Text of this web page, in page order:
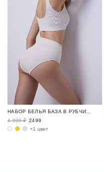
НАБОР БЕЛЬЯ БАЗА В РУБЧИК / RIBBED BASE
4 999 ₽ 2499
+1 цвет